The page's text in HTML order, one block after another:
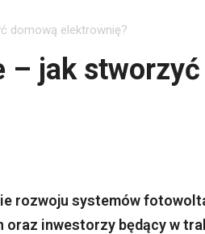
domową elektrownię?
jak
rozwoju systemów
inwestorzy będący w